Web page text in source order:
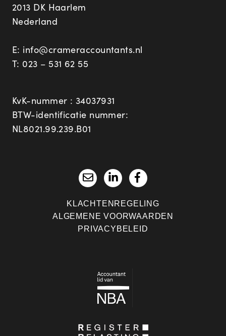
2013 DK Haarlem
Nederland
E: info@crameraccountants.nl
T: 023 – 531 62 55
KvK-nummer : 34037931
BTW-identificatie nummer:
NL8021.99.239.B01
KLACHTENREGELING
ALGEMENE VOORWAARDEN
PRIVACYBELEID